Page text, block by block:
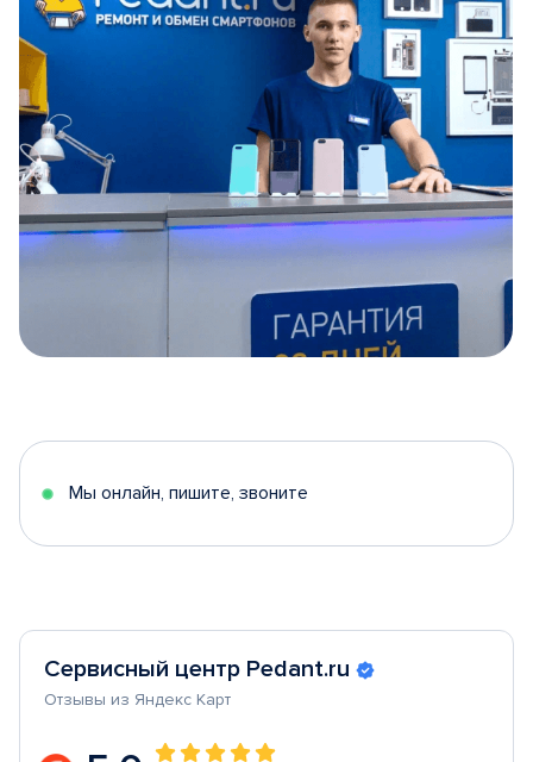
5
Мы онлайн, пишите, звоните
Сервисный центр Pedant.ru
Отзывы из Яндекс Карт